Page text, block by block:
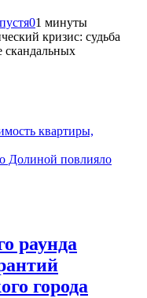
01 минуты
кризис: судьба
скандальных
квартиры,
Долиной повлияло
раунда
города